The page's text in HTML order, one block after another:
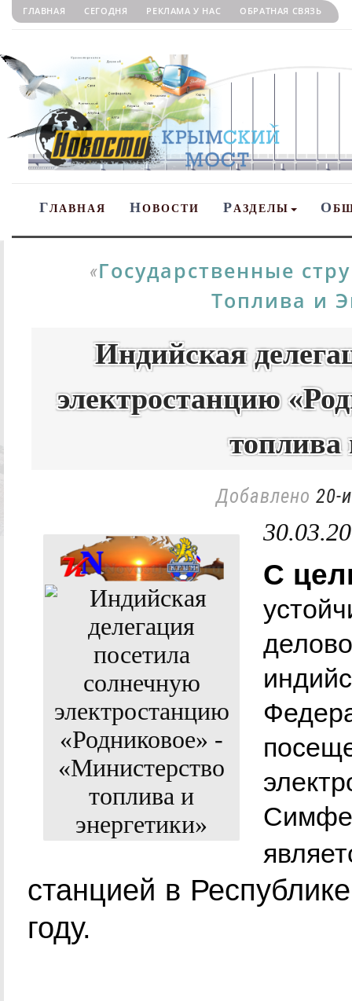
ГЛАВНАЯ СЕГОДНЯ РЕКЛАМА У НАС ОБРАТНАЯ СВЯЗЬ
ГЛАВНАЯ НОВОСТИ РАЗДЕЛЫ О
«Государственные
Топлива и
Индийская
электростанцию
топлива
Добавлено 20-
С
станцией в
году.